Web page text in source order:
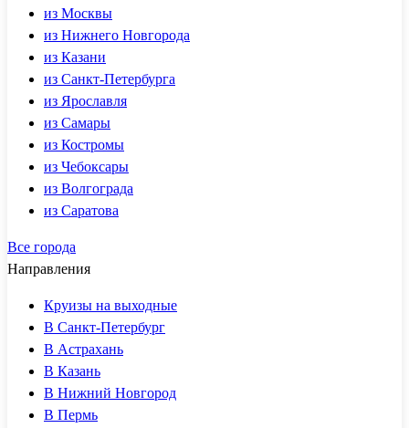
из Москвы
из Нижнего Новгорода
из Казани
из Санкт-Петербурга
из Ярославля
из Самары
из Костромы
из Чебоксары
из Волгограда
из Саратова
Все города
Направления
Круизы на выходные
В Санкт-Петербург
В Астрахань
В Казань
В Нижний Новгород
В Пермь